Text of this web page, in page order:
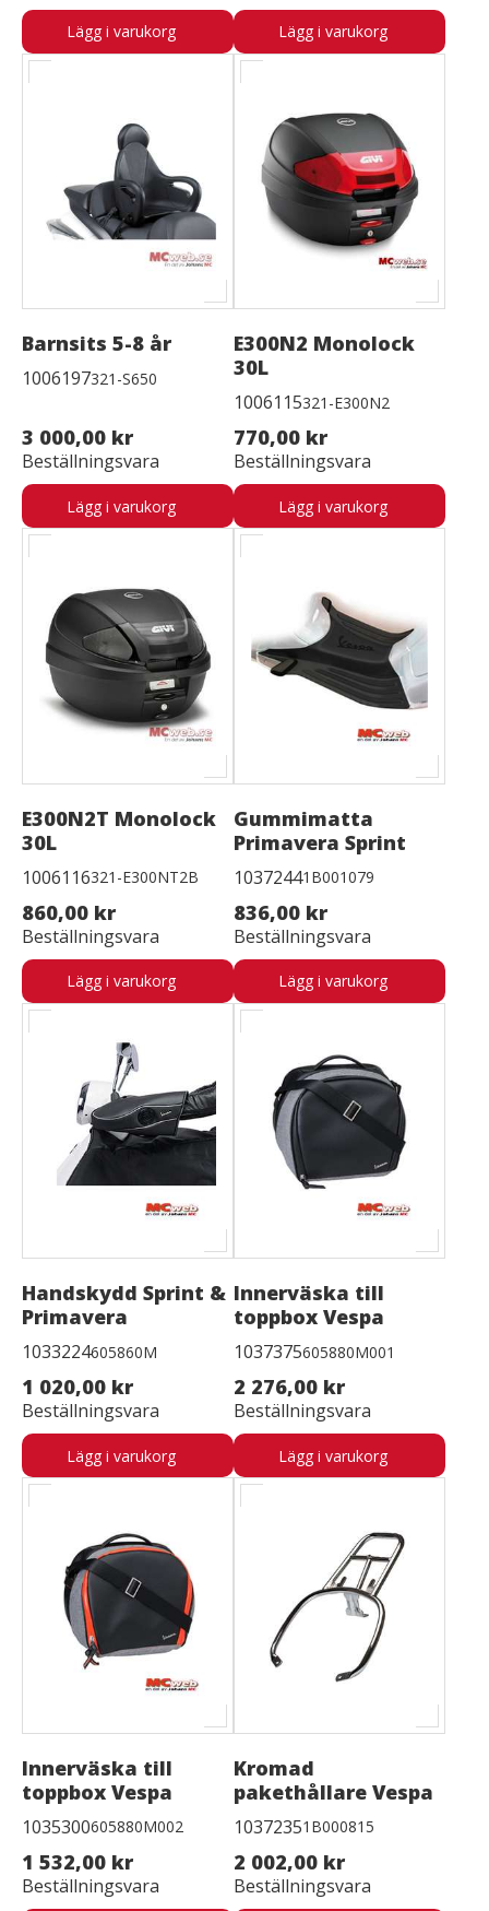
Lägg i varukorg Lägg i varukorg
Barnsits 5-8 år
1006197321-S650
3 000,00 kr
Beställningsvara
Lägg i varukorg
E300N2 Monolock
30L
1006115321-E300N2
770,00 kr
Beställningsvara
Lägg i varukorg
E300N2T Monolock
30L
1006116321-E300NT2B
860,00 kr
Beställningsvara
Lägg i varukorg
Gummimatta
Primavera Sprint
10372441B001079
836,00 kr
Beställningsvara
Lägg i varukorg
Handskydd Sprint &
Primavera
1033224605860M
1 020,00 kr
Beställningsvara
Lägg i varukorg
Innerväska till
toppbox Vespa
1037375605880M001
2 276,00 kr
Beställningsvara
Lägg i varukorg
Innerväska till
toppbox Vespa
1035300605880M002
1 532,00 kr
Beställningsvara
Kromad
pakethållare Vespa
10372351B000815
2 002,00 kr
Beställningsvara